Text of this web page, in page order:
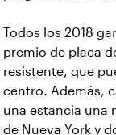
Todos los 2018
premio de placa
resistente, que
centro. Además,
una estancia una
de Nueva York y